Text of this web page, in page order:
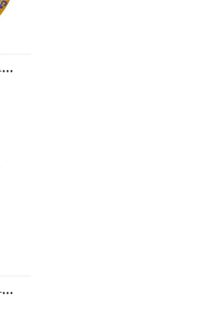
캘리포니아비치 2인용 슬라이드
캐리비안베이 2인용 슬라이드